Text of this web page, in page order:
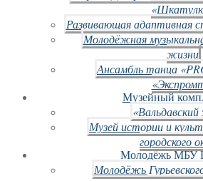
Развивающая адаптивная
Молодёжная
жизни
Ансамбль танца
Музейный
«Вальдавский
Музей истории и
городского
Молодёжь МБУ
Молодёжь